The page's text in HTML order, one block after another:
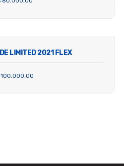
LIMITED 2021 FLEX
100.000,00